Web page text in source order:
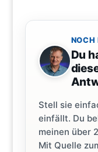
NOCH
Du
Stell sie
einfällt. Du
meinen über
Mit Quelle